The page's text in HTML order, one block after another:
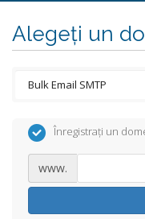
Alegeți un
Înregistrați un
www.